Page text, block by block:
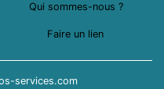
Qui sommes-nous ?
Faire un lien
services.com